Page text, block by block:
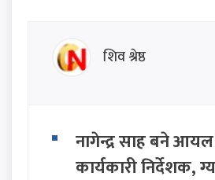
शिव श्रेष्ठ
नागेन्द्र साह बने
कार्यकारी निर्देशक,